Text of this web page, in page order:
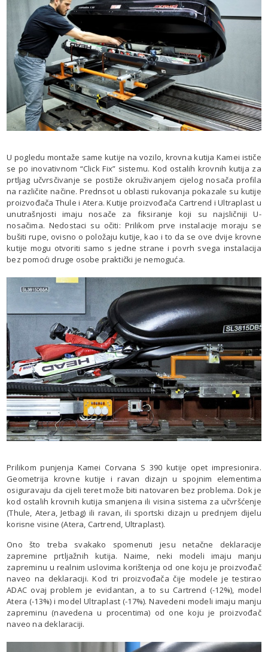
U pogledu montaže same kutije na vozilo, krovna kutija Kamei ističe
se po inovativnom “Click Fix” sistemu. Kod ostalih krovnih kutija za
prtljag učvrsčivanje se postiže okruživanjem cijelog nosača profila
na različite načine. Prednsot u oblasti rukovanja pokazale su kutije
proizvođača Thule i Atera. Kutije proizvođača Cartrend i Ultraplast u
unutrašnjosti imaju nosače za fiksiranje koji su najsličniji U-
nosačima. Nedostaci su očiti: Prilikom prve instalacije moraju se
bušiti rupe, ovisno o položaju kutije, kao i to da se ove dvije krovne
kutije mogu otvoriti samo s jedne strane i povrh svega instalacija
bez pomoći druge osobe praktički je nemoguća.
Prilikom punjenja Kamei Corvana S 390 kutije opet impresionira.
Geometrija krovne kutije i ravan dizajn u spojnim elementima
osiguravaju da cijeli teret može biti natovaren bez problema. Dok je
kod ostalih krovnih kutija smanjena ili visina sistema za učvršćenje
(Thule, Atera, Jetbag) ili ravan, ili sportski dizajn u prednjem dijelu
korisne visine (Atera, Cartrend, Ultraplast).
Ono što treba svakako spomenuti jesu netačne deklaracije
zapremine prtljažnih kutija. Naime, neki modeli imaju manju
zapreminu u realnim uslovima korištenja od one koju je proizvođač
naveo na deklaraciji. Kod tri proizvođača čije modele je testirao
ADAC ovaj problem je evidantan, a to su Cartrend (-12%), model
Atera (-13%) i model Ultraplast (-17%). Navedeni modeli imaju manju
zapreminu (navedena u procentima) od one koju je proizvođač
naveo na deklaraciji.